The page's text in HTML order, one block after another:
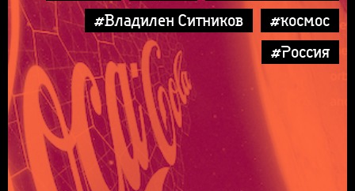
#Владилен Ситников
#космос
#Россия